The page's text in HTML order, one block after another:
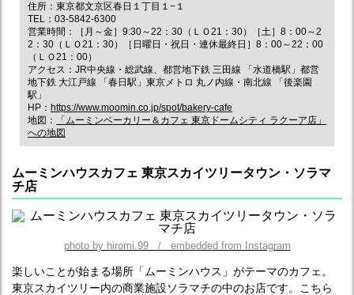
住所：東京都文京区春日１丁目１−１
TEL：03-5842-6300
営業時間：［月～金］9:30～22：30（ＬＯ21：30）［土］8：00～2
2：30（ＬＯ21：30）［日曜日・祝日・連休最終日］8：00～22：00
（ＬＯ21：00）
アクセス：JR中央線・総武線、都営地下鉄 三田線 「水道橋駅」都営
地下鉄 大江戸線 「春日駅」東京メトロ 丸ノ内線・南北線 「後楽園
駅」
HP： https://www.moomin.co.jp/spot/bakery-cafe
地図：
「ムーミンベーカリー＆カフェ 東京ドームシティ ラクーア店」
への地図
ムーミンハウスカフェ 東京スカイツリータウン・ソラマ
チ店
photo by hiromi.99 / embedded from Instagram
楽しいことが始まる場所「ムーミンハウス」がテーマのカフェ。
東京スカイツリー内の商業施設ソラマチの中のお店です。こちら